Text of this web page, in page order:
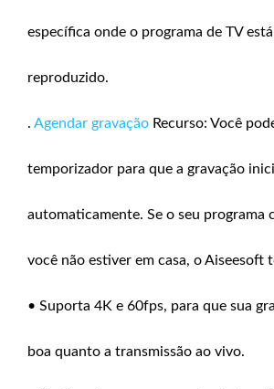
específica onde o programa de TV
reproduzido.
. Agendar gravação Recurso: Você
temporizador para que a gravação
automaticamente. Se o seu programa
você não estiver em casa, o Aiseesoft
• Suporta 4K e 60fps, para que sua
boa quanto a transmissão ao vivo.